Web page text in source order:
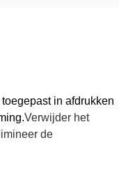
in afdrukken
Verwijder het
de